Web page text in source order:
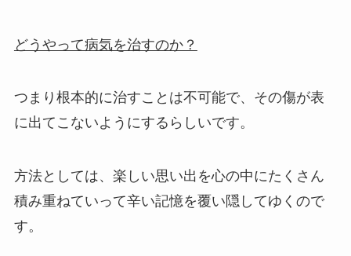
どうやって病気を治すのか？
つまり根本的に治すことは不可能で、その傷が表
に出てこないようにするらしいです。
方法としては、楽しい思い出を心の中にたくさん
積み重ねていって辛い記憶を覆い隠してゆくので
す。